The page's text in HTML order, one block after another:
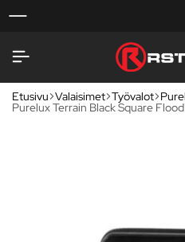
Etusivu Valaisimet Työvalot
Purelux Terrain Black Square